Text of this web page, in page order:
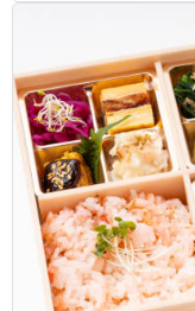
一つのお弁当で色々
この機会に是非ご賞
5.0 東京第一
塚田農場とオーベ
気メニューの魅力
ベルジーヌならで
は、まろやかな甘
との相性が抜群。
ューシーなチキン
感がさらに高まり